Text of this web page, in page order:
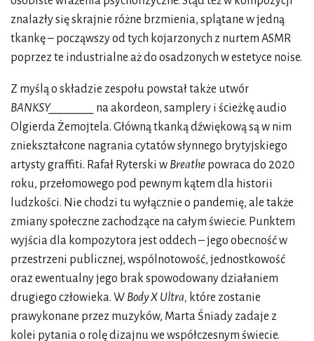
znalazły się skrajnie różne brzmienia, splątane w jedną
tkankę – począwszy od tych kojarzonych z nurtem ASMR
poprzez te industrialne aż do osadzonych w estetyce noise.
Z myślą o składzie zespołu powstał także utwór
BANKSY________ na akordeon, samplery i ścieżkę audio
Olgierda Żemojtela. Główną tkanką dźwiękową są w nim
zniekształcone nagrania cytatów słynnego brytyjskiego
artysty graffiti. Rafał Ryterski w Breathe powraca do 2020
roku, przełomowego pod pewnym kątem dla historii
ludzkości. Nie chodzi tu wyłącznie o pandemię, ale także
zmiany społeczne zachodzące na całym świecie. Punktem
wyjścia dla kompozytora jest oddech – jego obecność w
przestrzeni publicznej, wspólnotowość, jednostkowość
oraz ewentualny jego brak spowodowany działaniem
drugiego człowieka. W Body X Ultra, które zostanie
prawykonane przez muzyków, Marta Śniady zadaje z
kolei pytania o rolę dizajnu we współczesnym świecie.